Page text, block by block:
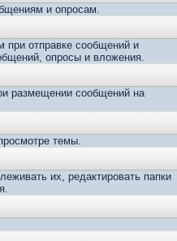
и опросам.
при отправке сообщений и
опросы и вложения.
размещении сообщений на
темы.
их, редактировать папки